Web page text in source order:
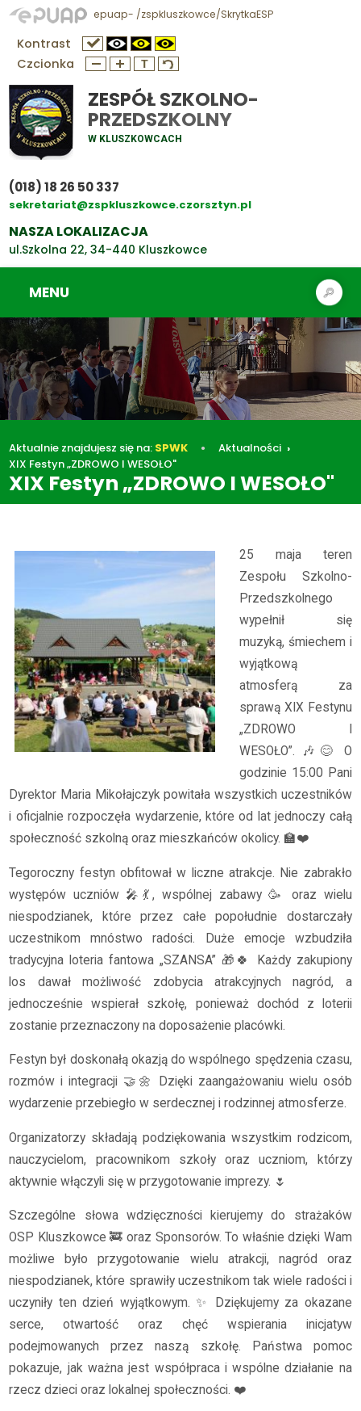
epuap- /zspkluszkowce/SkrytkaESP
Kontrast
Czcionka
ZESPÓŁ SZKOLNO-
PRZEDSZKOLNY
W KLUSZKOWCACH
(018) 18 26 50 337
sekretariat@zspkluszkowce.czorsztyn.pl
NASZA LOKALIZACJA
ul.Szkolna 22, 34-440 Kluszkowce
Aktualnie znajdujesz się na: SPWK
Aktualności
XIX Festyn „ZDROWO I WESOŁO"
XIX Festyn „ZDROWO I WESOŁO"
MENU
25 maja teren
Zespołu Szkolno-
Przedszkolnego
wypełnił się
muzyką, śmiechem i
wyjątkową
atmosferą za
sprawą XIX Festynu
„ZDROWO I
WESOŁO”. 🎶😊 O
godzinie 15:00 Pani
Dyrektor Maria Mikołajczyk powitała wszystkich uczestników
i oficjalnie rozpoczęła wydarzenie, które od lat jednoczy całą
społeczność szkolną oraz mieszkańców okolicy. 🏫❤️
Tegoroczny festyn obfitował w liczne atrakcje. Nie zabrakło
występów uczniów 🎤💃, wspólnej zabawy 🥳 oraz wielu
niespodzianek, które przez całe popołudnie dostarczały
uczestnikom mnóstwo radości. Duże emocje wzbudziła
tradycyjna loteria fantowa „SZANSA” 🎁🍀 Każdy zakupiony
los dawał możliwość zdobycia atrakcyjnych nagród, a
jednocześnie wspierał szkołę, ponieważ dochód z loterii
zostanie przeznaczony na doposażenie placówki.
Festyn był doskonałą okazją do wspólnego spędzenia czasu,
rozmów i integracji 🤝🌼 Dzięki zaangażowaniu wielu osób
wydarzenie przebiegło w serdecznej i rodzinnej atmosferze.
Organizatorzy składają podziękowania wszystkim rodzicom,
nauczycielom, pracownikom szkoły oraz uczniom, którzy
aktywnie włączyli się w przygotowanie imprezy. 🌷
Szczególne słowa wdzięczności kierujemy do strażaków
OSP Kluszkowce 🚒 oraz Sponsorów. To właśnie dzięki Wam
możliwe było przygotowanie wielu atrakcji, nagród oraz
niespodzianek, które sprawiły uczestnikom tak wiele radości i
uczyniły ten dzień wyjątkowym. ✨ Dziękujemy za okazane
serce, otwartość oraz chęć wspierania inicjatyw
podejmowanych przez naszą szkołę. Państwa pomoc
pokazuje, jak ważna jest współpraca i wspólne działanie na
rzecz dzieci oraz lokalnej społeczności. ❤️